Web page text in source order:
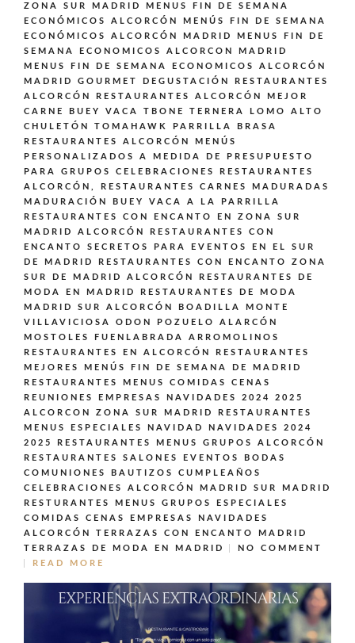
ZONA SUR MADRID
MENUS FIN DE SEMANA
ECONÓMICOS ALCORCÓN
MENÚS FIN DE SEMANA
ECONÓMICOS ALCORCÓN MADRID
MENUS FIN DE
SEMANA ECONOMICOS ALCORCON MADRID
MENUS FIN DE SEMANA ECONOMICOS ALCORCÓN
MADRID GOURMET DEGUSTACIÓN
RESTAURANTES
ALCORCÓN
RESTAURANTES ALCORCÓN MEJOR
CARNE BUEY VACA TBONE TERNERA LOMO ALTO
CHULETÓN TOMAHAWK PARRILLA BRASA
RESTAURANTES ALCORCÓN MENÚS
PERSONALIZADOS A MEDIDA DE PRESUPUESTO
PARA GRUPOS CELEBRACIONES
RESTAURANTES
ALCORCÓN,
RESTAURANTES CARNES MADURADAS
MADURACIÓN BUEY VACA A LA PARRILLA
RESTAURANTES CON ENCANTO EN ZONA SUR
MADRID ALCORCÓN
RESTAURANTES CON
ENCANTO SECRETOS PARA EVENTOS EN EL SUR
DE MADRID
RESTAURANTES CON ENCANTO ZONA
SUR DE MADRID ALCORCÓN
RESTAURANTES DE
MODA EN MADRID
RESTAURANTES DE MODA
MADRID SUR ALCORCÓN BOADILLA MONTE
VILLAVICIOSA ODON POZUELO ALARCÓN
MOSTOLES FUENLABRADA ARROMOLINOS
RESTAURANTES EN ALCORCÓN
RESTAURANTES
MEJORES MENÚS FIN DE SEMANA DE MADRID
RESTAURANTES MENUS COMIDAS CENAS
REUNIONES EMPRESAS NAVIDADES 2024 2025
ALCORCON ZONA SUR MADRID
RESTAURANTES
MENUS ESPECIALES NAVIDAD NAVIDADES 2024
2025
RESTAURANTES MENUS GRUPOS ALCORCÓN
RESTAURANTES SALONES EVENTOS BODAS
COMUNIONES BAUTIZOS CUMPLEAÑOS
CELEBRACIONES ALCORCÓN MADRID SUR MADRID
RESTURANTES MENUS GRUPOS ESPECIALES
COMIDAS CENAS EMPRESAS NAVIDADES
ALCORCÓN
TERRAZAS CON ENCANTO MADRID
TERRAZAS DE MODA EN MADRID
NO COMMENT
READ MORE